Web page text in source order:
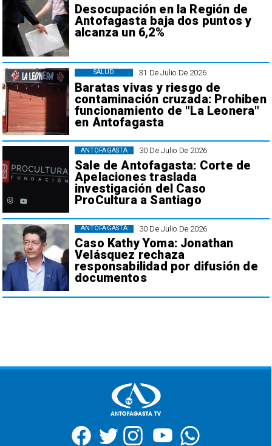
Desocupación en la Región de
Antofagasta baja dos puntos y
alcanza un 6,2%
31 De Julio De 2026
Baratas vivas y riesgo de
contaminación cruzada: Prohiben
funcionamiento de "La Leonera"
en Antofagasta
SALUD
30 De Julio De 2026
Sale de Antofagasta: Corte de
Apelaciones traslada
investigación del Caso
ProCultura a Santiago
ANTOFAGASTA
30 De Julio De 2026
Caso Kathy Yoma: Jonathan
Velásquez rechaza
responsabilidad por difusión de
documentos
ANTOFAGASTA